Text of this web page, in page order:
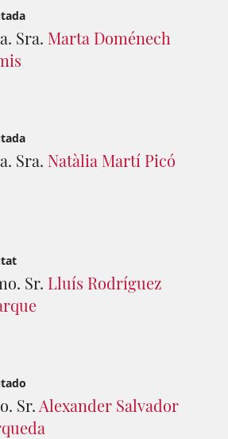
Sra. Marta Doménech
Sra. Natàlia Martí Picó
Sr. Lluís Rodríguez
Sr. Alexander Salvador